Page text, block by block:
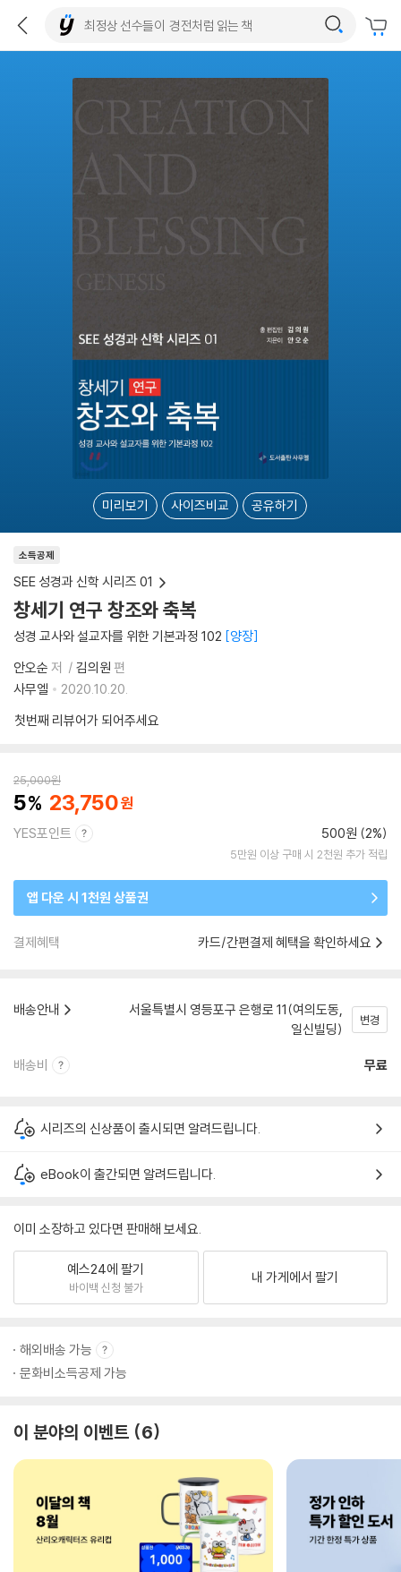
미리보기 사이즈비교 공유하기
소득공제
SEE 성경과 신학 시리즈 01
창세기 연구 창조와 축복
성경 교사와 설교자를 위한 기본과정 102 양장
안오순 저 김의원 편
사무엘
2020.10.20.
첫번째 리뷰어가 되어주세요
25,000원
5 23,750
YES포인트 500원 (2%)
5만원 이상 구매 시 2천원 추가 적립
앱 다운 시 1천원 상품권
결제혜택 카드/간편결제 혜택을 확인하세요
배송안내
서울특별시 영등포구 은행로 11(여의도동,
일신빌딩)
변경
배송비 무료
시리즈의 신상품이 출시되면 알려드립니다.
eBook이 출간되면 알려드립니다.
이미 소장하고 있다면 판매해 보세요.
예스24에 팔기
바이백 신청 불가
내 가게에서 팔기
해외배송 가능
문화비소득공제 가능
이 분야의 이벤트 6